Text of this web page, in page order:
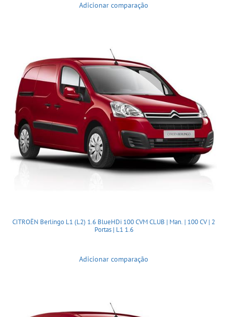
Adicionar comparação
CITROËN Berlingo L1 (L2) 1.6 BlueHDi 100 CVM CLUB | Man. | 100 CV | 2
Portas | L1 1.6
Adicionar comparação